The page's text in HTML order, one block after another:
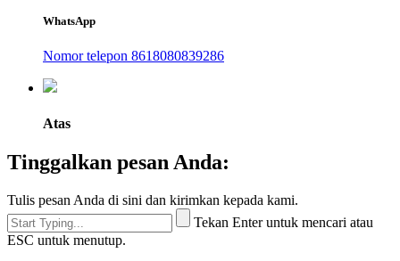
WhatsApp
Nomor telepon 8618080839286
Atas
Tinggalkan pesan Anda:
Tulis pesan Anda di sini dan kirimkan kepada kami.
Tekan Enter untuk mencari atau
ESC untuk menutup.